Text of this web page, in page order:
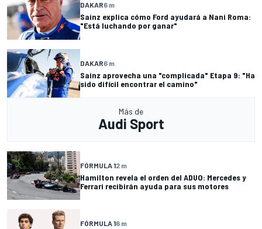
DAKAR6 m
Sainz explica cómo Ford ayudará a Nani Roma:
"Está luchando por ganar"
DAKAR6 m
Sainz aprovecha una "complicada" Etapa 9: "Ha
sido difícil encontrar el camino"
Más de
Audi Sport
FÓRMULA 12 m
Hamilton revela el orden del ADUO: Mercedes y
Ferrari recibirán ayuda para sus motores
FÓRMULA 16 m